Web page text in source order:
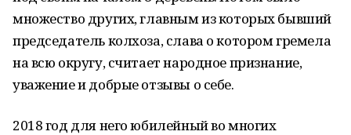
множество других, главным из которых бывший
председатель колхоза, слава о котором гремела
на всю округу, считает народное признание,
уважение и добрые отзывы о себе.
2018 год для него юбилейный во многих